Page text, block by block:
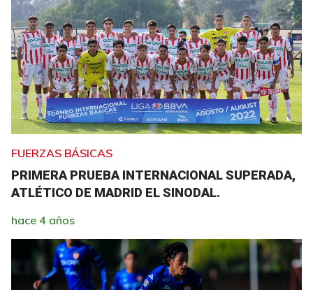
FUERZAS BÁSICAS
PRIMERA PRUEBA INTERNACIONAL SUPERADA,
ATLÉTICO DE MADRID EL SINODAL.
hace 4 años